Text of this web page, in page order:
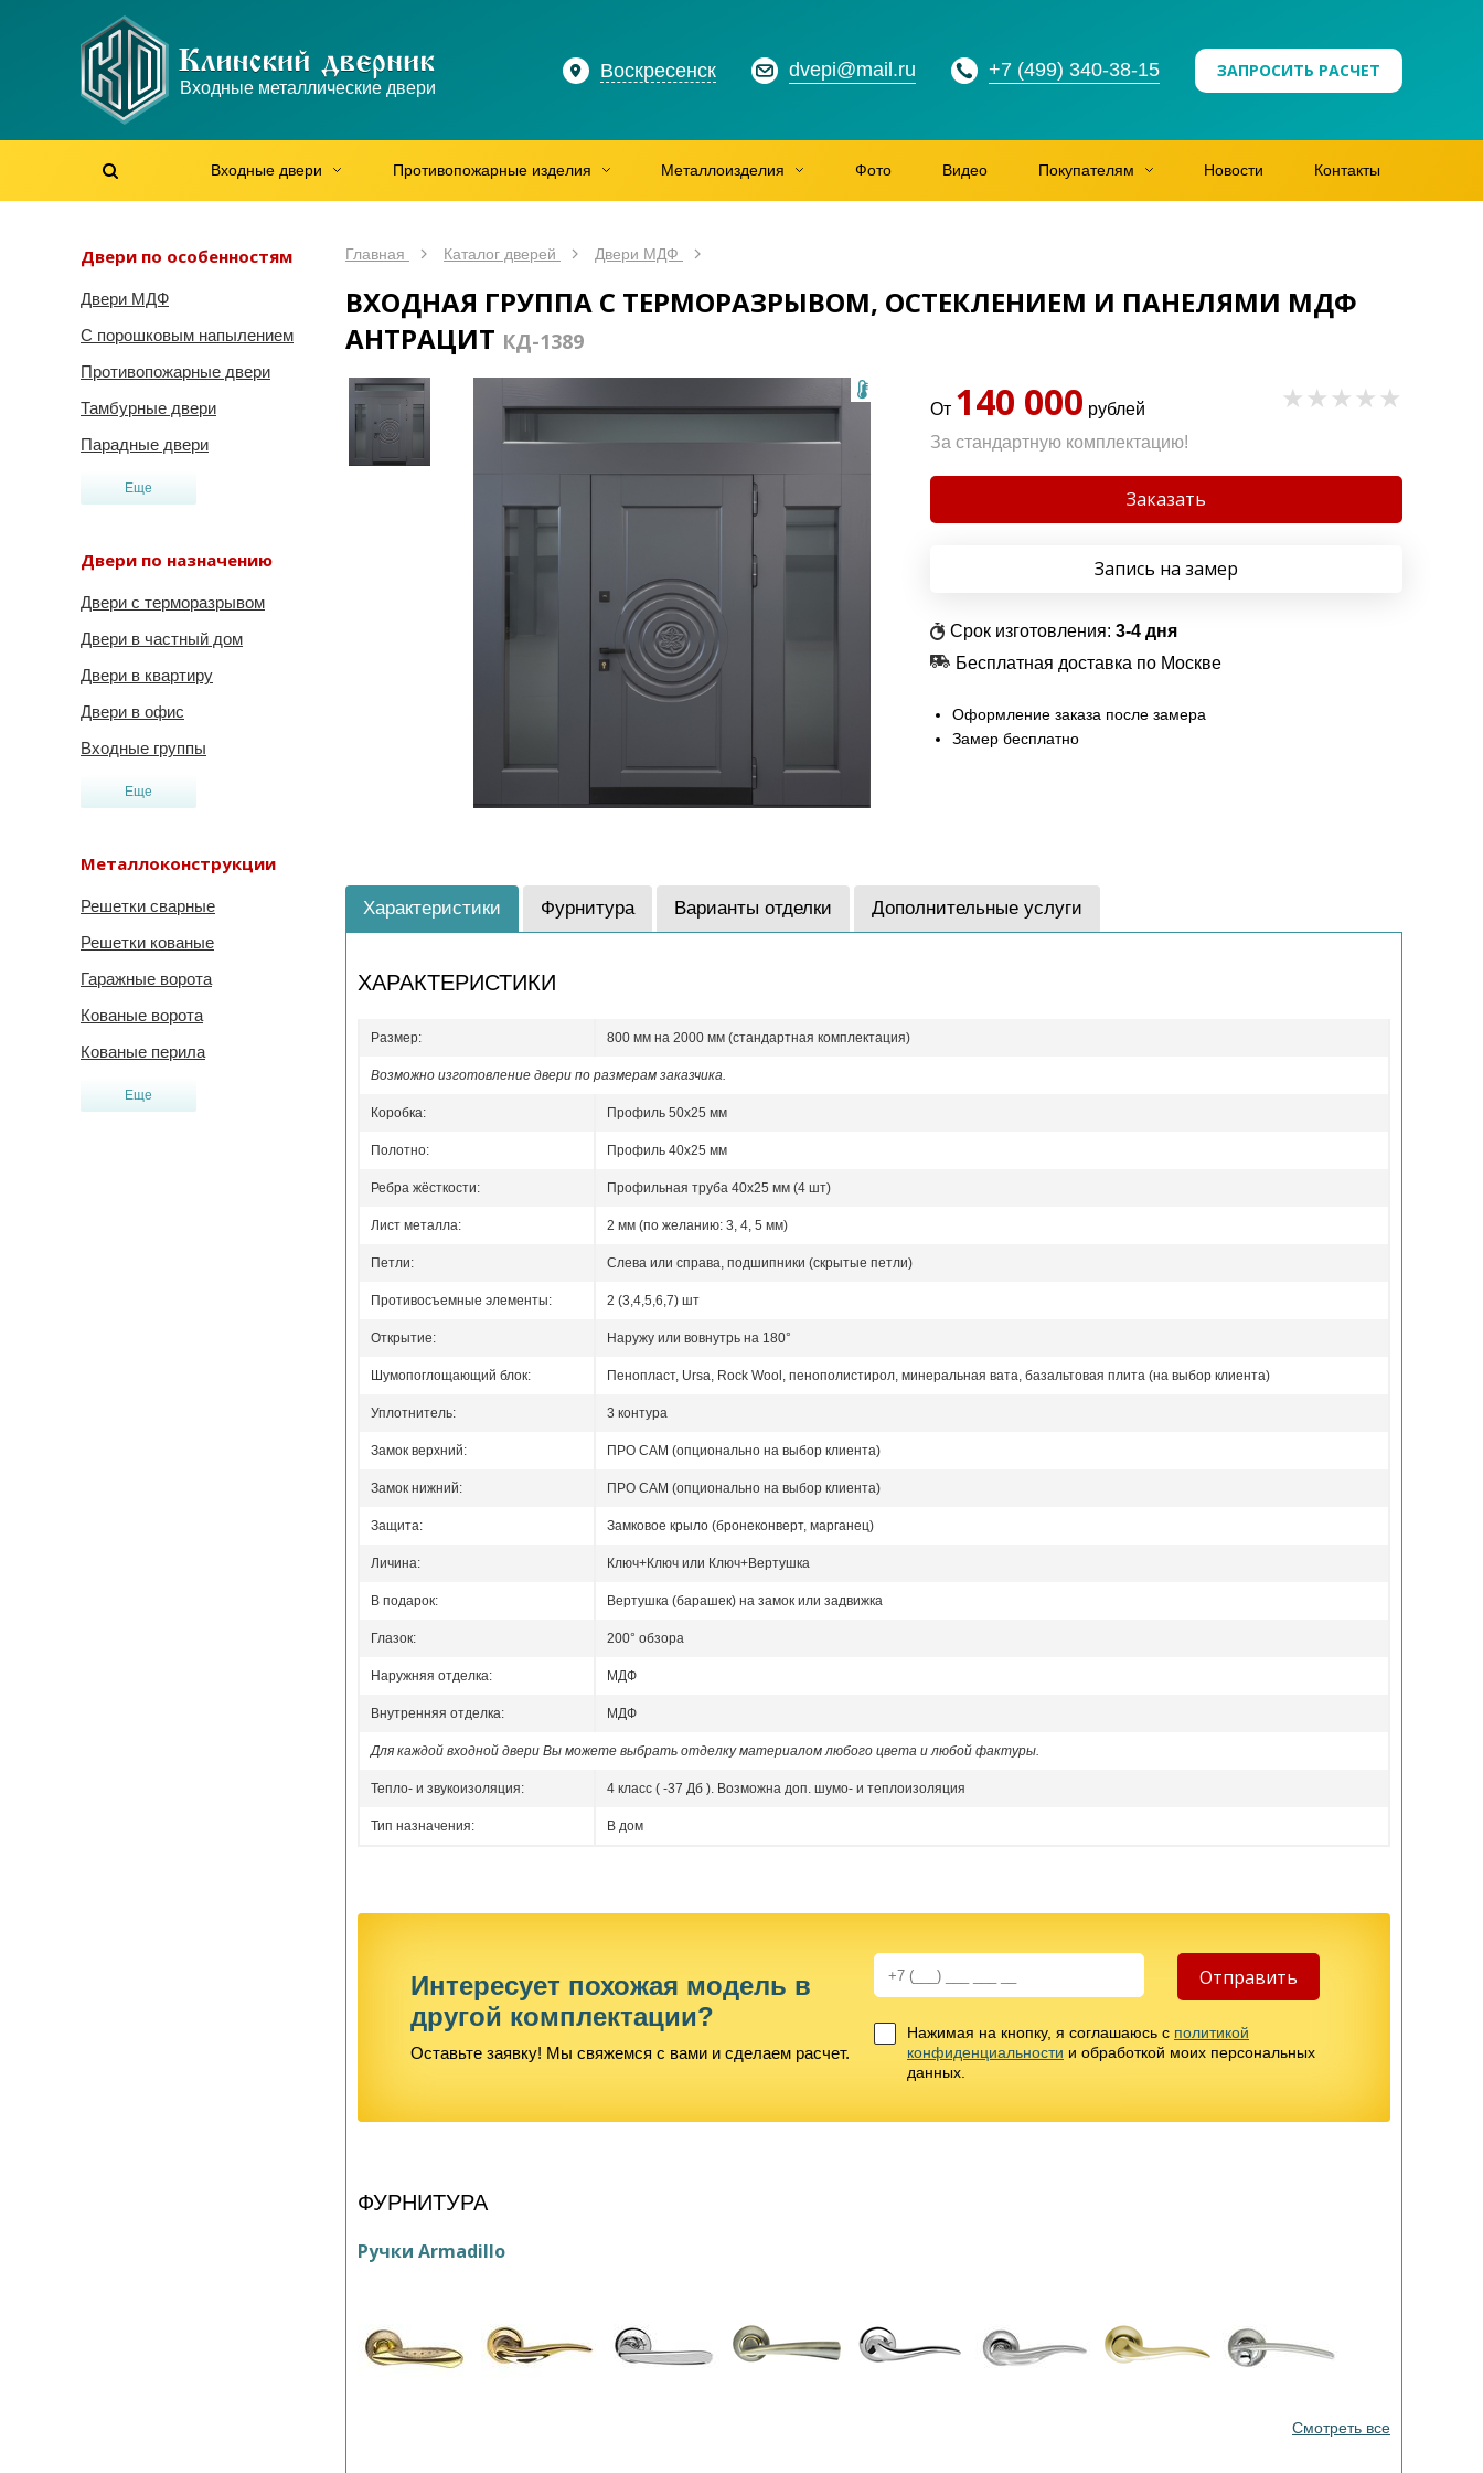
Входные металлические двери
Воскресенск dvepi@mail.ru +7 (499) 340-38-15 ЗАПРОСИТЬ РАСЧЕТ
Входные двери Противопожарные изделия Металлоизделия Фото Видео Покупателям Новости Контакты
Двери по особенностям
Двери МДФ
С порошковым напылением
Противопожарные двери
Тамбурные двери
Парадные двери
Еще
Двери по назначению
Двери с терморазрывом
Двери в частный дом
Двери в квартиру
Двери в офис
Входные группы
Еще
Металлоконструкции
Решетки сварные
Решетки кованые
Гаражные ворота
Кованые ворота
Кованые перила
Еще
Главная Каталог дверей Двери МДФ
ВХОДНАЯ ГРУППА С ТЕРМОРАЗРЫВОМ, ОСТЕКЛЕНИЕМ И ПАНЕЛЯМИ МДФ
АНТРАЦИТ КД-1389
От 140 000 рублей
За стандартную комплектацию!
Заказать
Запись на замер
Срок изготовления: 3-4 дня
Бесплатная доставка по Москве
Оформление заказа после замера
Замер бесплатно
Характеристики Фурнитура Варианты отделки Дополнительные услуги
ХАРАКТЕРИСТИКИ
Размер: 800 мм на 2000 мм (стандартная комплектация)
Возможно изготовление двери по размерам заказчика.
Коробка: Профиль 50x25 мм
Полотно: Профиль 40x25 мм
Ребра жёсткости: Профильная труба 40х25 мм (4 шт)
Лист металла: 2 мм (по желанию: 3, 4, 5 мм)
Петли: Слева или справа, подшипники (скрытые петли)
Противосъемные элементы: 2 (3,4,5,6,7) шт
Открытие: Наружу или вовнутрь на 180°
Шумопоглощающий блок: Пенопласт, Ursa, Rock Wool, пенополистирол, минеральная вата, базальтовая плита (на выбор клиента)
Уплотнитель: 3 контура
Замок верхний: ПРО САМ (опционально на выбор клиента)
Замок нижний: ПРО САМ (опционально на выбор клиента)
Защита: Замковое крыло (бронеконверт, марганец)
Личина: Ключ+Ключ или Ключ+Вертушка
В подарок: Вертушка (барашек) на замок или задвижка
Глазок: 200° обзора
Наружняя отделка: МДФ
Внутренняя отделка: МДФ
Для каждой входной двери Вы можете выбрать отделку материалом любого цвета и любой фактуры.
Тепло- и звукоизоляция: 4 класс ( -37 Дб ). Возможна доп. шумо- и теплоизоляция
Тип назначения: В дом
Интересует похожая модель в
другой комплектации?
Оставьте заявку! Мы свяжемся с вами и сделаем расчет.
Нажимая на кнопку, я соглашаюсь с политикой
конфиденциальности и обработкой моих персональных
данных.
ФУРНИТУРА
Ручки Armadillo
Смотреть все
Max
Мы онлайн!
WhatsApp
Мы онлайн!
Telegram
Мы онлайн!
Max
Мы онлайн!
WhatsApp
Мы онлайн!